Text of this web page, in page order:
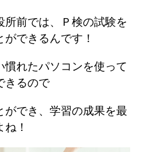
所前では、Ｐ検の試験を
できるんです！
慣れたパソコンを使って
きるので
ができ、学習の成果を最
！